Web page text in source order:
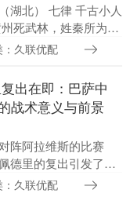
湖北） 七律 千古小人
死武林，姓秦所为兽
举，卖国求荣舔贼
：久联优配
出在即：巴萨中
战术意义与前景
阵阿拉维斯的比赛
德里的复出引发了众
。根据西媒《阿斯
：久联优配